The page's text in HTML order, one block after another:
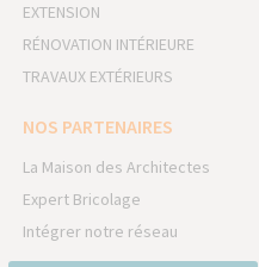
EXTENSION
RÉNOVATION INTÉRIEURE
TRAVAUX EXTÉRIEURS
NOS PARTENAIRES
La Maison des Architectes
Expert Bricolage
Intégrer notre réseau